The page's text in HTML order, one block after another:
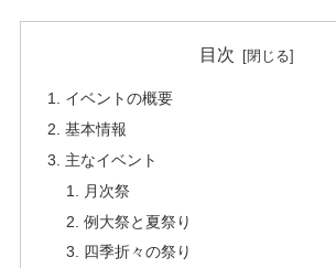
目次
イベントの概要
基本情報
主なイベント
月次祭
例大祭と夏祭り
四季折々の祭り